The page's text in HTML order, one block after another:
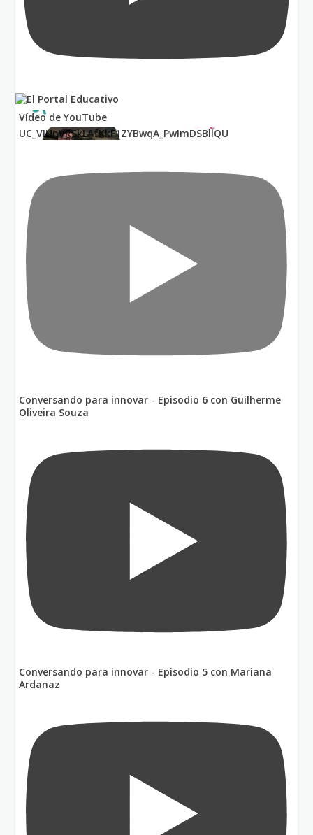
Vídeo de YouTube
UC_VIUnVRSkLAfKkF1ZYBwqA_PwImDSBllQU
Conversando para innovar - Episodio 6 con Guilherme
Oliveira Souza
Conversando para innovar - Episodio 5 con Mariana
Ardanaz